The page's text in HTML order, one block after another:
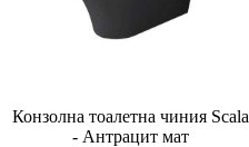
Конзолна тоалетна чиния Scala
- Антрацит мат